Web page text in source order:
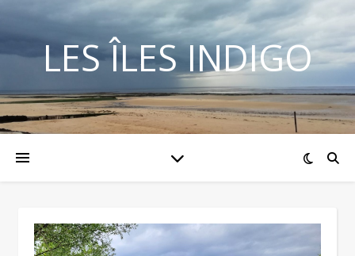
LES ÎLES INDIGO